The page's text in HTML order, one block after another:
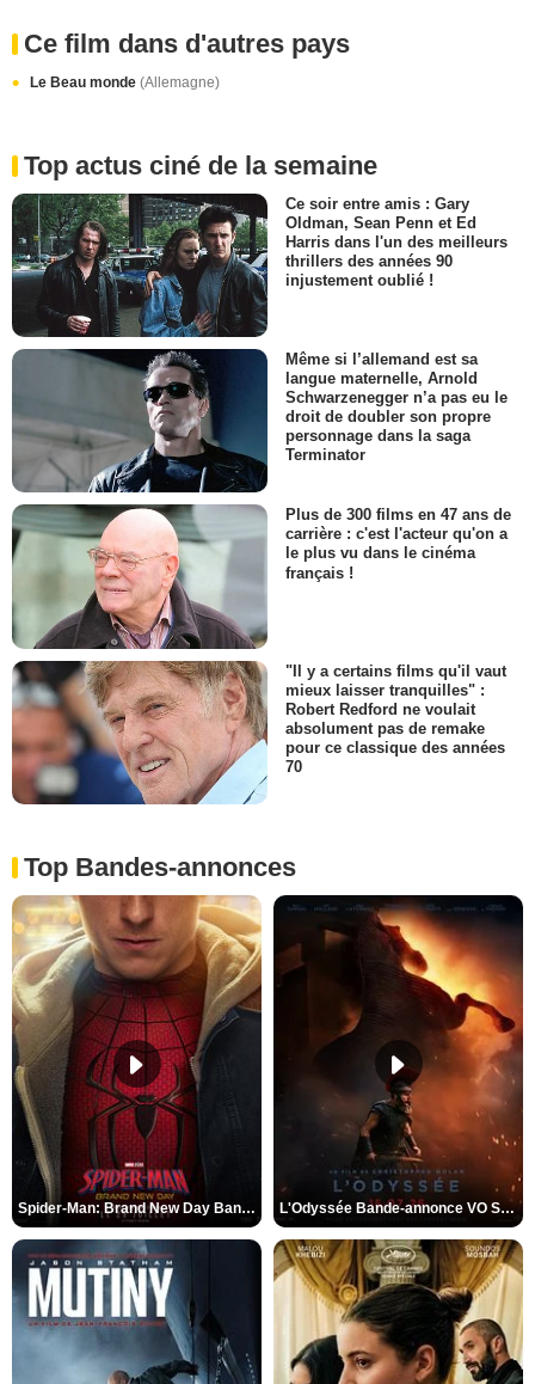
Ce film dans d'autres pays
Le Beau monde (Allemagne)
Top actus ciné de la semaine
Ce soir entre amis : Gary
Oldman, Sean Penn et Ed
Harris dans l'un des meilleurs
thrillers des années 90
injustement oublié !
Même si l’allemand est sa
langue maternelle, Arnold
Schwarzenegger n’a pas eu le
droit de doubler son propre
personnage dans la saga
Terminator
Plus de 300 films en 47 ans de
carrière : c'est l'acteur qu'on a
le plus vu dans le cinéma
français !
"Il y a certains films qu'il vaut
mieux laisser tranquilles" :
Robert Redford ne voulait
absolument pas de remake
pour ce classique des années
70
Top Bandes-annonces
Spider-Man: Brand New Day Bande-annonce VO STFR L'Odyssée Bande-annonce VO STFR